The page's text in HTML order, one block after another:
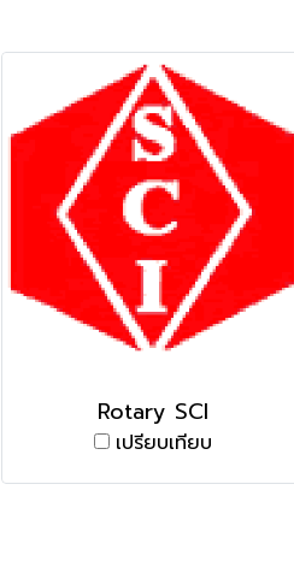
Rotary SCI
เปรียบเทียบ